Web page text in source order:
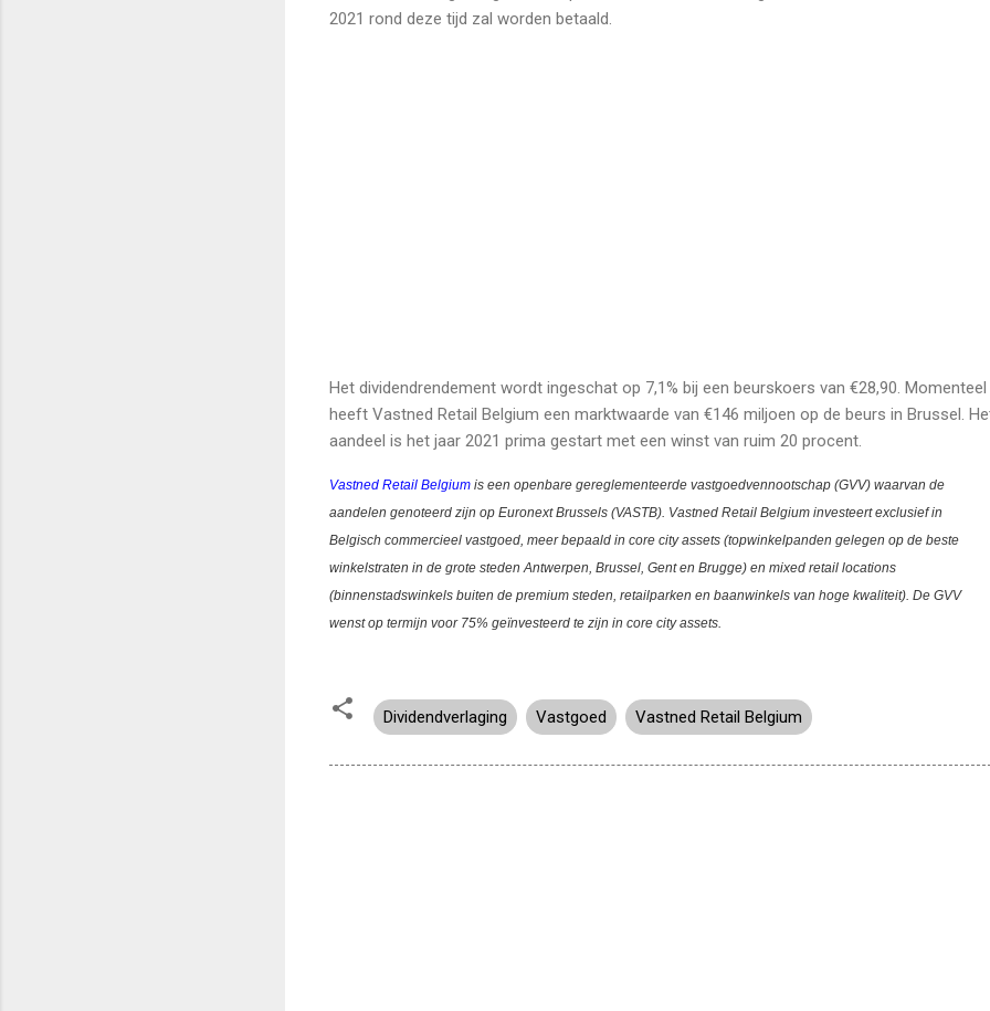
2021 rond deze tijd zal worden betaald.
Het dividendrendement wordt ingeschat op 7,1% bij een beurskoers van €28,90. Momenteel
heeft Vastned Retail Belgium een marktwaarde van €146 miljoen op de beurs in Brussel.
aandeel is het jaar 2021 prima gestart met een winst van ruim 20 procent.
Vastned Retail Belgium is een openbare gereglementeerde vastgoedvennootschap (GVV) waarvan de
aandelen genoteerd zijn op Euronext Brussels (VASTB). Vastned Retail Belgium investeert exclusief in
Belgisch commercieel vastgoed, meer bepaald in core city assets (topwinkelpanden gelegen op de beste
winkelstraten in de grote steden Antwerpen, Brussel, Gent en Brugge) en mixed retail locations
(binnenstadswinkels buiten de premium steden, retailparken en baanwinkels van hoge kwaliteit). De GVV
wenst op termijn voor 75% geïnvesteerd te zijn in core city assets.
Dividendverlaging Vastgoed Vastned Retail Belgium